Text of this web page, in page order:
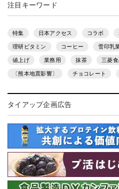
注目キーワード
特集 日本アクセス コラボ
理研ビタミン コーヒー 雪印乳
値上げ 業務用 抹茶 三菱
〔熊本地震影響〕 チョコレート
タイアップ企画広告